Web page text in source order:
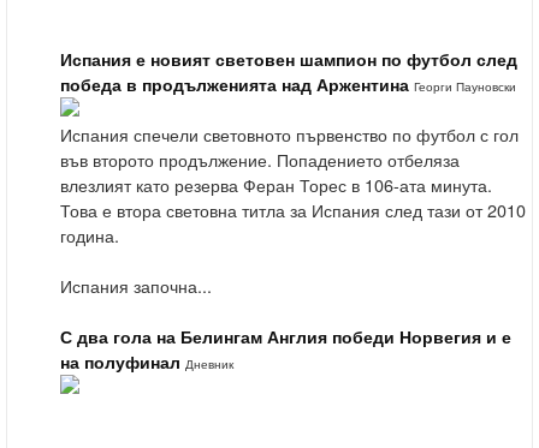
Испания е новият световен шампион по футбол след
победа в продълженията над Аржентина Георги Пауновски
Испания спечели световното първенство по футбол с гол
във второто продължение. Попадението отбеляза
влезлият като резерва Феран Торес в 106-ата минута.
Това е втора световна титла за Испания след тази от 2010
година.
Испания започна...
С два гола на Белингам Англия победи Норвегия и е
на полуфинал Дневник